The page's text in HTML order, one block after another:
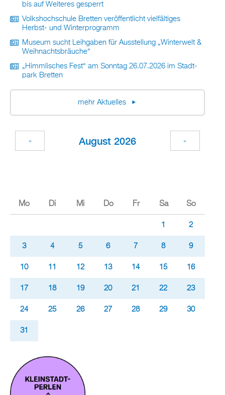
bis auf Wei­te­res ge­sperrt
Volks­hoch­schu­le Brett­en ver­öf­fent­licht viel­fäl­ti­ges
Herbst- und Win­ter­pro­gramm
Mu­se­um sucht Leih­ga­ben für Aus­stel­lung „Win­ter­welt &
Weih­nachts­bräu­che“
„Himm­li­sches Fest“ am Sonn­tag 26.07.2026 im Stadt­
park Brett­en
mehr Ak­tu­el­les
Au­gust 2026
« »
Mo Di Mi Do Fr Sa So
1 2
3 4 5 6 7 8 9
10 11 12 13 14 15 16
17 18 19 20 21 22 23
24 25 26 27 28 29 30
31